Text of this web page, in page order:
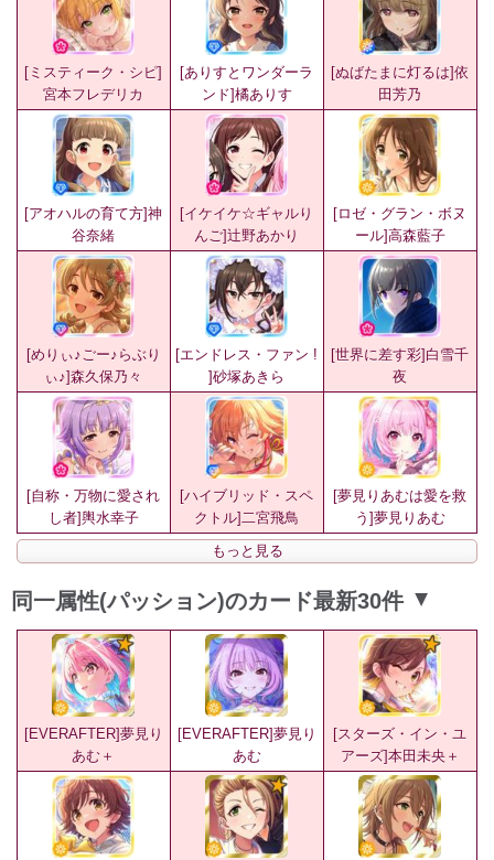
[ミスティーク・シピ]
宮本フレデリカ
[ありすとワンダーラ
ンド]橘ありす
[ぬばたまに灯るは]依
田芳乃
[アオハルの育て方]神
谷奈緒
[イケイケ☆ギャルり
んご]辻野あかり
[ロゼ・グラン・ボヌ
ール]高森藍子
[めりぃ♪ごー♪らぶり
ぃ♪]森久保乃々
[エンドレス・ファン !
]砂塚あきら
[世界に差す彩]白雪千
夜
[自称・万物に愛され
し者]輿水幸子
[ハイブリッド・スペ
クトル]二宮飛鳥
[夢見りあむは愛を救
う]夢見りあむ
もっと見る
同一属性(パッション)のカード最新30件 ▲
[EVERAFTER]夢見り
あむ＋
[EVERAFTER]夢見り
あむ
[スターズ・イン・ユ
アーズ]本田未央＋